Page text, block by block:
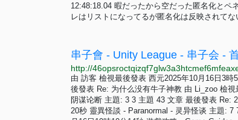
12:48:18.04 暇だったから空だった匿名化とペ
レはリストになってるが匿名化は反映されて
串子會 - Unity League - 串子会 -
http://
由 訪客 檢視最後發表 西元2025年10月16日3
後發表 Re: 为什么没有牛子神教 由 Li_zoo 檢
阴谋论断 主題: 3 3 主題 43 文章 最後發表 Re:
20秒 靈異怪談 - Paranormal - 灵异怪谈 主題: